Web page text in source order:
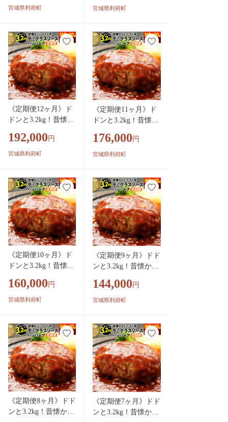
おかず 惣菜 個包装
装 小分 お弁当 便利
レンジ お試し]
宮城県利府町
おかず 惣菜 個包装
小分 お弁当 便利 レ
ンジ お試し]
宮城県利府町
《定期便12ヶ月》ド
ドンと3.2kg！昔懐か
スハンバーグ (160g×
20個)×12回 肉 洋食
ハンバーグ 肉 おか
ず 惣菜 個包装 簡単
湯せん 洋食 湯煎 個
別包装 小分 お弁当
便利 お試し]
192,000 円
宮城県利府町
《定期便11ヶ月》ド
ドンと3.2kg！昔懐か
スハンバーグ (160g×
20個)×11回 肉 洋食
ハンバーグ 肉 おかず
惣菜 個包装 簡単 湯
せん 洋食 湯煎 個別
包装 小分 お弁当 便
利 お試し]
176,000 円
宮城県利府町
《定期便10ヶ月》ド
ドンと3.2kg！昔懐か
スハンバーグ (160g×
20個)×10回 肉 洋食
ハンバーグ 肉 おか
ず 惣菜 個包装 簡単
湯せん 洋食 湯煎 個
別包装 小分 お弁当
便利 お試し]
160,000 円
宮城県利府町
《定期便9ヶ月》ドド
ンと3.2kg！昔懐かし
ハンバーグ (160g×20
個)×9回 肉 洋食 簡単
バーグ 肉 おかず 惣
菜 個包装 簡単 湯せ
ん 洋食 湯煎 個別包
装 小分 お弁当 便利
お試し]
144,000 円
宮城県利府町
《定期便8ヶ月》ドド
ンと3.2kg！昔懐かし
《定期便7ヶ月》ドド
ンと3.2kg！昔懐かし